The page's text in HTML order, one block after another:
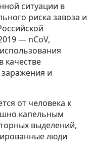
ситуации в
риска завоза и
— nCoV,
качестве
и
от человека к
капельным
выделений,
люди